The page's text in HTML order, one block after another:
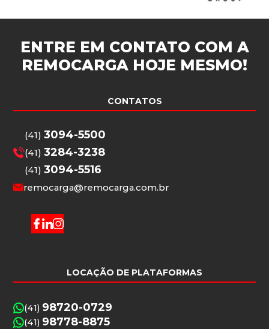
ENTRE EM CONTATO COM A
REMOCARGA HOJE MESMO!
CONTATOS
(41)3094-5500
(41)3284-3238
(41)3094-5516
remocarga@remocarga.com.br
LOCAÇÃO DE PLATAFORMAS
(41) 98720-0729
(41) 98778-8875